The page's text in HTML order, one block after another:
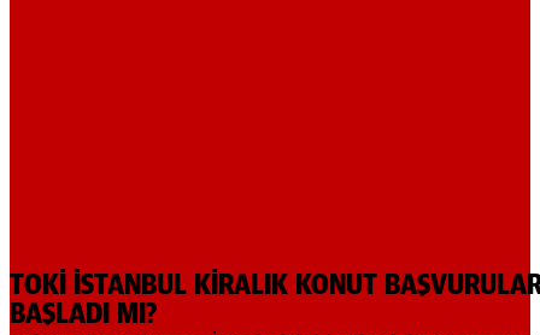
TOKİ İSTANBUL KİRALIK KONUT
BAŞLADI MI?